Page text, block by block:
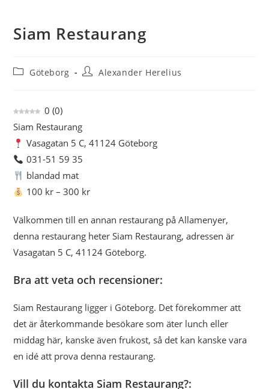
Siam Restaurang
Inläggskategori:
Göteborg Inläggsförfattare:
Alexander Herelius
0 (0)
Siam Restaurang
Vasagatan 5 C, 41124 Göteborg
031-51 59 35
blandad mat
100 kr – 300 kr
Välkommen till en annan restaurang på Allamenyer,
denna restaurang heter Siam Restaurang, adressen är
Vasagatan 5 C, 41124 Göteborg.
Bra att veta och recensioner:
Siam Restaurang ligger i Göteborg. Det förekommer att
det är återkommande besökare som äter lunch eller
middag här, kanske även frukost, så det kan kanske vara
en idé att prova denna restaurang.
Vill du kontakta Siam Restaurang?: